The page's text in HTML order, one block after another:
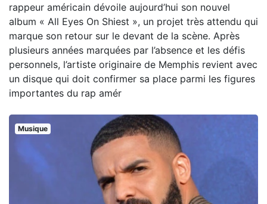
rappeur américain dévoile aujourd’hui son nouvel
album « All Eyes On Shiest », un projet très attendu qui
marque son retour sur le devant de la scène. Après
plusieurs années marquées par l’absence et les défis
personnels, l’artiste originaire de Memphis revient avec
un disque qui doit confirmer sa place parmi les figures
importantes du rap amér
Musique